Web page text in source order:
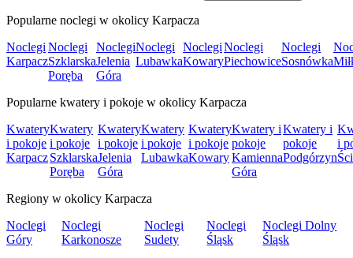
Popularne noclegi w okolicy Karpacza
Noclegi
Karpacz
Noclegi
Szklarska
Poręba
Noclegi
Jelenia
Góra
Noclegi
Lubawka
Noclegi
Kowary
Noclegi
Piechowice
Noclegi
Sosnówka
Popularne kwatery i pokoje w okolicy Karpacza
Kwatery
i pokoje
Karpacz
Kwatery
i pokoje
Szklarska
Poręba
Kwatery
i pokoje
Jelenia
Góra
Kwatery
i pokoje
Lubawka
Kwatery
i pokoje
Kowary
Kwatery i
pokoje
Kamienna
Góra
Kwatery i
pokoje
Podgórzyn
i
Regiony w okolicy Karpacza
Noclegi
Góry
Noclegi
Karkonosze
Noclegi
Sudety
Noclegi
Śląsk
Noclegi Dolny
Śląsk